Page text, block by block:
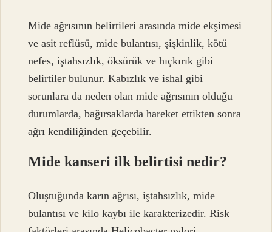
Mide ağrısının belirtileri arasında mide ekşimesi
ve asit reflüsü, mide bulantısı, şişkinlik, kötü
nefes, iştahsızlık, öksürük ve hıçkırık gibi
belirtiler bulunur. Kabızlık ve ishal gibi
sorunlara da neden olan mide ağrısının olduğu
durumlarda, bağırsaklarda hareket ettikten sonra
ağrı kendiliğinden geçebilir.
Mide kanseri ilk belirtisi nedir?
Oluştuğunda karın ağrısı, iştahsızlık, mide
bulantısı ve kilo kaybı ile karakterizedir. Risk